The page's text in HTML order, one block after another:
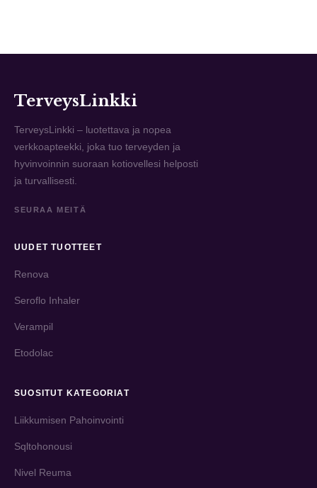
TerveysLinkki
TerveysLinkki – luotettava ja nopea
verkkoapteekki, joka tuo terveyden ja
hyvinvoinnin suoraan kotiovellesi helposti
ja turvallisesti.
SEURAA MEITÄ
UUDET TUOTTEET
Renova
Seroflo Inhaler
Verampil
Etodolac
SUOSITUT KATEGORIAT
Liikkumisen Pahoinvointi
Sqltohonousi
Nivel Reuma